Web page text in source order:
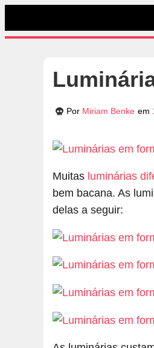
Por Miriam Benke em
Muitas luminárias
bem bacana. As
delas a seguir: